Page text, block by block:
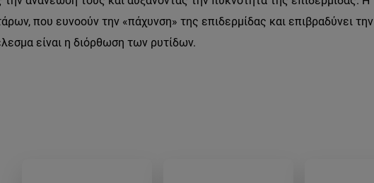
που ευνοούν την «πάχυνση» της επιδερμίδας και επιβραδύνει την
είναι η διόρθωση των ρυτίδων.